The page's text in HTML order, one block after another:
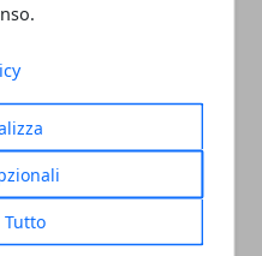
Tutto
Palladino: il
col Cuore
Radio Canale